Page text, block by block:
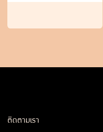
ติดตามเรา